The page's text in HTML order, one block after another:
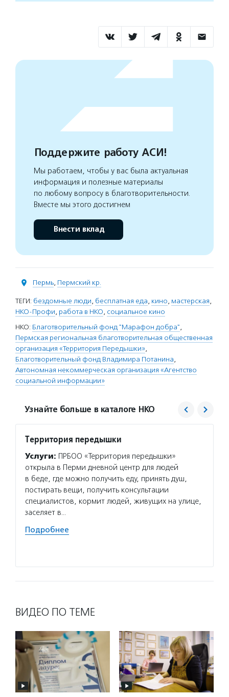
Поддержите работу АСИ!
Мы работаем, чтобы у вас была актуальная
информация и полезные материалы
по любому вопросу в благотворительности.
Вместе мы этого достигнем
Внести вклад
Пермь, Пермский кр.
ТЕГИ: бездомные люди, бесплатная еда, кино, мастерская,
НКО-Профи, работа в НКО, социальное кино
НКО: Благотворительный фонд "Марафон добра",
Пермская региональная благотворительная общественная
организация «Территория Передышки»,
Благотворительный фонд Владимира Потанина,
Автономная некоммерческая организация «Агентство
социальной информации»
Узнайте больше в каталоге НКО
Территория передышки
Услуги: ПРБОО «Территория передышки»
открыла в Перми дневной центр для людей
в беде, где можно получить еду, принять душ,
постирать вещи, получить консультации
специалистов, кормит людей, живущих на улице,
заселяет в…
Подробнее
ВИДЕО ПО ТЕМЕ